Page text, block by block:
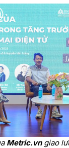
Metric.vngiao